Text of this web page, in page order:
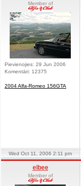
Member of
Pievienojies: 29 Jun 2006
Komentāri: 12375
2004 Alfa-Romeo 156GTA
Wed Oct 11, 2006 2:11 pm
elbee
Member of